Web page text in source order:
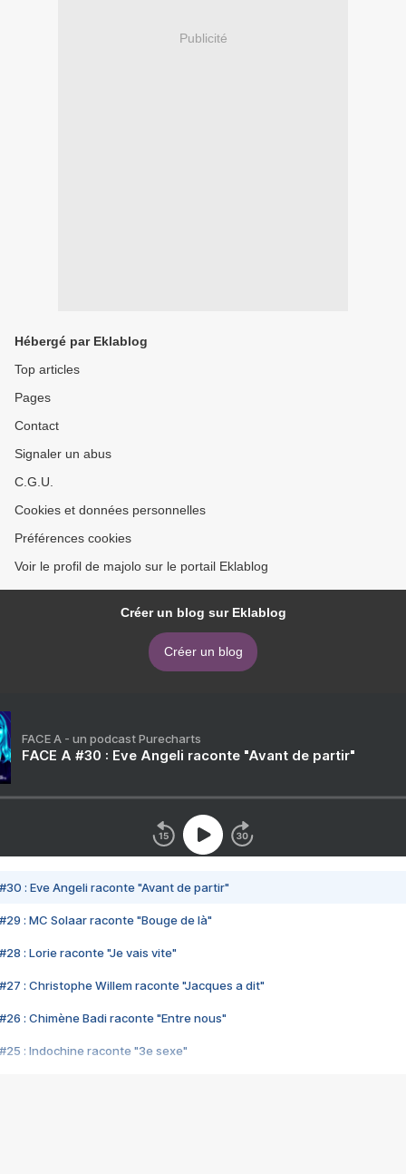
Publicité
Hébergé par Eklablog
Top articles
Pages
Contact
Signaler un abus
C.G.U.
Cookies et données personnelles
Préférences cookies
Voir le profil de majolo sur le portail Eklablog
Créer un blog sur Eklablog
Créer un blog
FACE A - un podcast Purecharts
FACE A #30 : Eve Angeli raconte "Avant de partir"
#30 : Eve Angeli raconte "Avant de partir"
#29 : MC Solaar raconte "Bouge de là"
#28 : Lorie raconte "Je vais vite"
#27 : Christophe Willem raconte "Jacques a dit"
#26 : Chimène Badi raconte "Entre nous"
#25 : Indochine raconte "3e sexe"